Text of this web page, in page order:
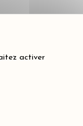
activer